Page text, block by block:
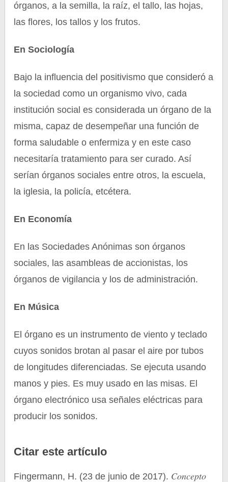
órganos, a la semilla, la raíz, el tallo, las hojas,
las flores, los tallos y los frutos.
En Sociología
Bajo la influencia del positivismo que consideró a
la sociedad como un organismo vivo, cada
institución social es considerada un órgano de la
misma, capaz de desempeñar una función de
forma saludable o enfermiza y en este caso
necesitaría tratamiento para ser curado. Así
serían órganos sociales entre otros, la escuela,
la iglesia, la policía, etcétera.
En Economía
En las Sociedades Anónimas son órganos
sociales, las asambleas de accionistas, los
órganos de vigilancia y los de administración.
En Música
El órgano es un instrumento de viento y teclado
cuyos sonidos brotan al pasar el aire por tubos
de longitudes diferenciadas. Se ejecuta usando
manos y pies. Es muy usado en las misas. El
órgano electrónico usa señales eléctricas para
producir los sonidos.
Citar este artículo
Fingermann, H. (23 de junio de 2017). Concepto